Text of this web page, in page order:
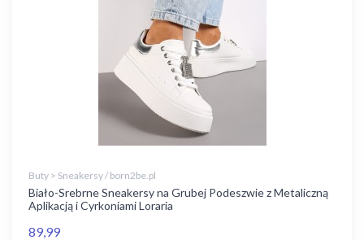
Buty > Sneakersy / born2be.pl
Biało-Srebrne Sneakersy na Grubej Podeszwie z Metaliczną
Aplikacją i Cyrkoniami Loraria
89,99